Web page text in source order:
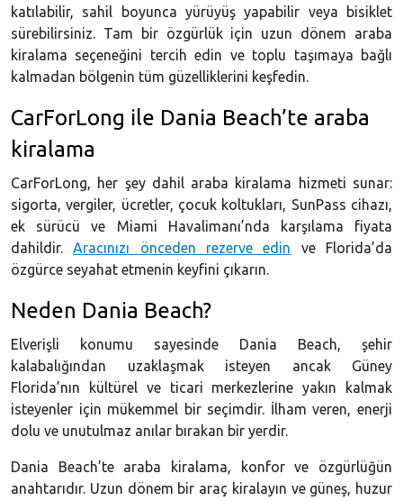
katılabilir, sahil boyunca yürüyüş yapabilir veya bisiklet
sürebilirsiniz. Tam bir özgürlük için uzun dönem araba
kiralama seçeneğini tercih edin ve toplu taşımaya bağlı
kalmadan bölgenin tüm güzelliklerini keşfedin.
CarForLong ile Dania Beach’te araba
kiralama
CarForLong, her şey dahil araba kiralama hizmeti sunar:
sigorta, vergiler, ücretler, çocuk koltukları, SunPass cihazı,
ek sürücü ve Miami Havalimanı’nda karşılama fiyata
dahildir.Aracınızı önceden rezerve edin ve Florida’da
özgürce seyahat etmenin keyfini çıkarın.
Neden Dania Beach?
Elverişli konumu sayesinde Dania Beach, şehir
kalabalığından uzaklaşmak isteyen ancak Güney
Florida’nın kültürel ve ticari merkezlerine yakın kalmak
isteyenler için mükemmel bir seçimdir. İlham veren, enerji
dolu ve unutulmaz anılar bırakan bir yerdir.
Dania Beach’te araba kiralama, konfor ve özgürlüğün
anahtarıdır. Uzun dönem bir araç kiralayın ve güneş, huzur